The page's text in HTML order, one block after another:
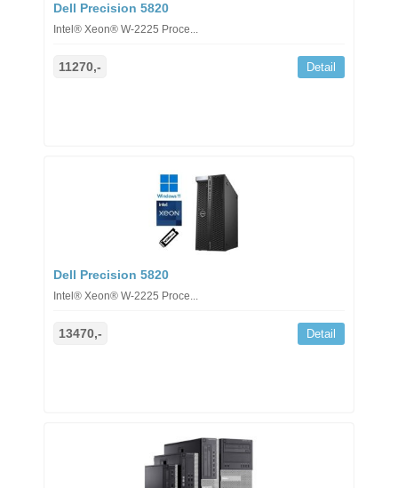
Dell Precision 5820
Intel® Xeon® W-2225 Proce...
11270,- Detail
Dell Precision 5820
Intel® Xeon® W-2225 Proce...
13470,- Detail